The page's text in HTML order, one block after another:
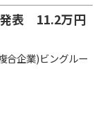
発表 11.2万円
合企業)ビングルー